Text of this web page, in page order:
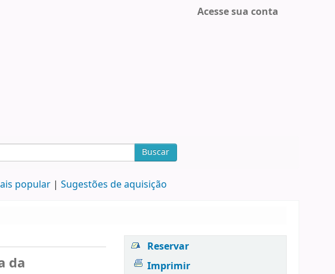
Acesse sua conta
Buscar
popular Sugestões de aquisição
da
Reservar
Imprimir